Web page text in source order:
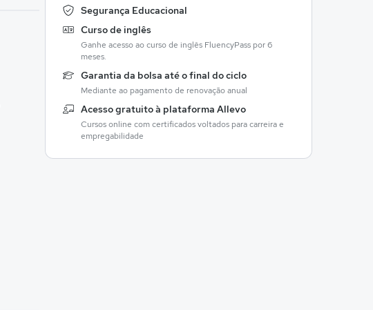
Segurança Educacional
Curso de inglês
Ganhe acesso ao curso de inglês FluencyPass por 6
meses.
Garantia da bolsa até o final do ciclo
Mediante ao pagamento de renovação anual
Acesso gratuito à plataforma Allevo
Cursos online com certificados voltados para carreira e
empregabilidade